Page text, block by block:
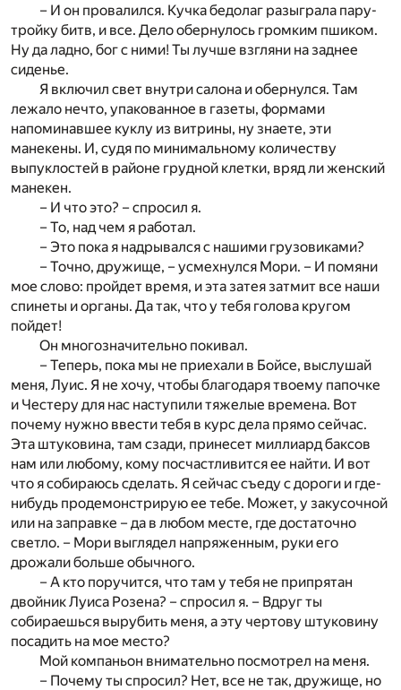
– И он провалился. Кучка бедолаг разыграла пару-
тройку битв, и все. Дело обернулось громким пшиком.
Ну да ладно, бог с ними! Ты лучше взгляни на заднее
сиденье.
Я включил свет внутри салона и обернулся. Там
лежало нечто, упакованное в газеты, формами
напоминавшее куклу из витрины, ну знаете, эти
манекены. И, судя по минимальному количеству
выпуклостей в районе грудной клетки, вряд ли женский
манекен.
– И что это? – спросил я.
– То, над чем я работал.
– Это пока я надрывался с нашими грузовиками?
– Точно, дружище, – усмехнулся Мори. – И помяни
мое слово: пройдет время, и эта затея затмит все наши
спинеты и органы. Да так, что у тебя голова кругом
пойдет!
Он многозначительно покивал.
– Теперь, пока мы не приехали в Бойсе, выслушай
меня, Луис. Я не хочу, чтобы благодаря твоему папочке
и Честеру для нас наступили тяжелые времена. Вот
почему нужно ввести тебя в курс дела прямо сейчас.
Эта штуковина, там сзади, принесет миллиард баксов
нам или любому, кому посчастливится ее найти. И вот
что я собираюсь сделать. Я сейчас съеду с дороги и где-
нибудь продемонстрирую ее тебе. Может, у закусочной
или на заправке – да в любом месте, где достаточно
светло. – Мори выглядел напряженным, руки его
дрожали больше обычного.
– А кто поручится, что там у тебя не припрятан
двойник Луиса Розена? – спросил я. – Вдруг ты
собираешься вырубить меня, а эту чертову штуковину
посадить на мое место?
Мой компаньон внимательно посмотрел на меня.
– Почему ты спросил? Нет, все не так, дружище, но